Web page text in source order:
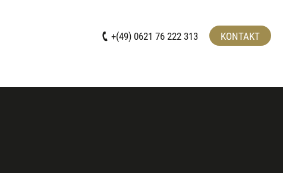
+(49) 0621 76 222 313 KONTAKT